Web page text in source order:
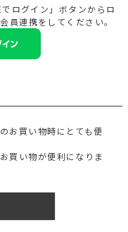
ログイン」ボタンからロ
員連携をしてください。
お買い物時にとても便
買い物が便利になりま